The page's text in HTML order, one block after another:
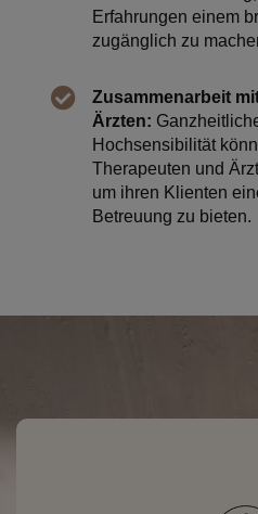
Erfahrungen einem
zugänglich zu
Zusammenarbeit
Ärzten:
Hochsensibilität
Therapeuten und
um ihren Klienten
Betreuung zu bieten.